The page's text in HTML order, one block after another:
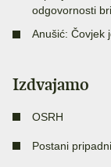
odgovornosti
Anušić: Čovjek
Izdvajamo
OSRH
Postani